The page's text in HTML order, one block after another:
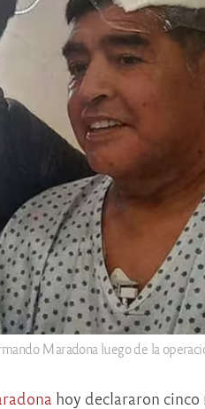
Maradona luego de la
hoy declararon